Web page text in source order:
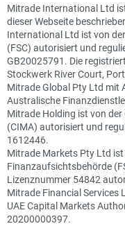
Mitrade International Ltd
dieser Webseite
International Ltd ist von
(FSC) autorisiert und
GB20025791. Die
Stockwerk River Court,
Mitrade Global Pty Ltd mit
Australische
Mitrade Holding ist von
(CIMA) autorisiert und
1612446.
Mitrade Markets Pty Ltd
Finanzaufsichtsbehörde
Lizenznummer 54842
Mitrade Financial Services
UAE Capital Markets
20200000397.